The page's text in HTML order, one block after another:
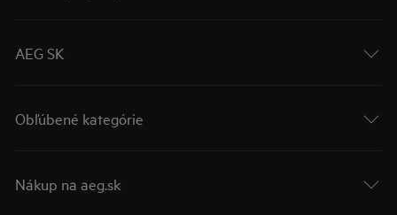
AEG SK
Obľúbené kategórie
Nákup na aeg.sk